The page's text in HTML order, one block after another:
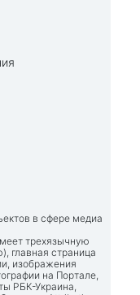
в сфере медиа
трехязычную
главная страница
изображения
на Портале,
РБК-Украина,